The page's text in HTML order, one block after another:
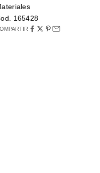
165428